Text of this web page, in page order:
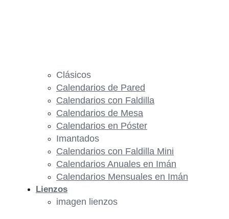
Clásicos
Calendarios de Pared
Calendarios con Faldilla
Calendarios de Mesa
Calendarios en Póster
Imantados
Calendarios con Faldilla Mini
Calendarios Anuales en Imán
Calendarios Mensuales en Imán
Lienzos
imagen lienzos